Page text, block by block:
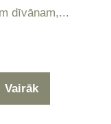
dīvānam,...
Vairāk